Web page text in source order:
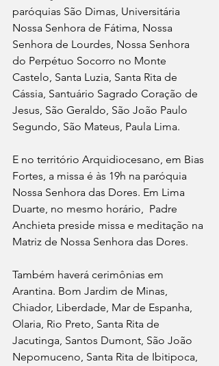
paróquias São Dimas, Universitária
Nossa Senhora de Fátima, Nossa
Senhora de Lourdes, Nossa Senhora
do Perpétuo Socorro no Monte
Castelo, Santa Luzia, Santa Rita de
Cássia, Santuário Sagrado Coração de
Jesus, São Geraldo, São João Paulo
Segundo, São Mateus, Paula Lima.
E no território Arquidiocesano, em Bias
Fortes, a missa é às 19h na paróquia
Nossa Senhora das Dores. Em Lima
Duarte, no mesmo horário,  Padre
Anchieta preside missa e meditação na
Matriz de Nossa Senhora das Dores.
Também haverá cerimônias em
Arantina. Bom Jardim de Minas,
Chiador, Liberdade, Mar de Espanha,
Olaria, Rio Preto, Santa Rita de
Jacutinga, Santos Dumont, São João
Nepomuceno, Santa Rita de Ibitipoca,